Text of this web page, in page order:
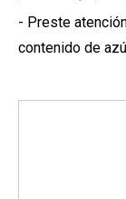
- Preste
contenido de